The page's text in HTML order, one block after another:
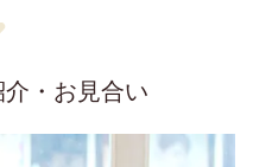
・お見合い